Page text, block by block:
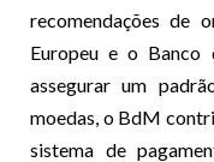
recomendações de
Europeu e o Banco
assegurar um
moedas, o BdM
sistema de